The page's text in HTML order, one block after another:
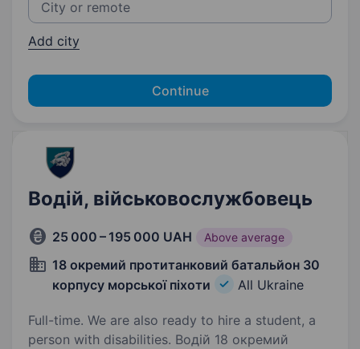
Add city
Continue
Водій, військовослужбовець
25 000 – 195 000 UAH Above average
18 окремий протитанковий батальйон 30
корпусу морської піхоти
All Ukraine
Full-time. We are also ready to hire a student, a
person with disabilities. Водій 18 окремий